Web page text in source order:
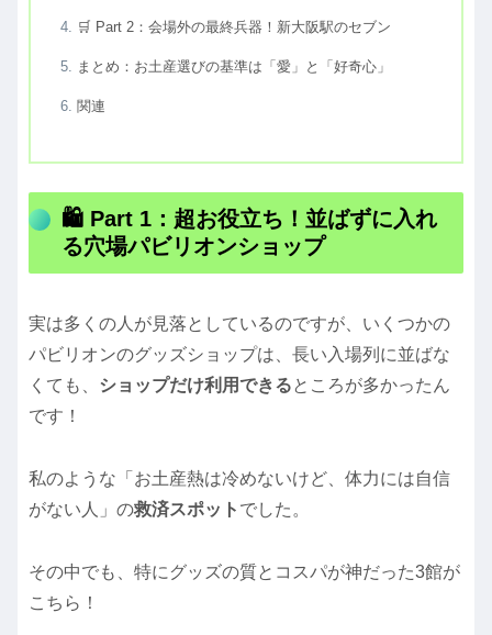
🛒 Part 2：会場外の最終兵器！新大阪駅のセブン
まとめ：お土産選びの基準は「愛」と「好奇心」
関連
🛍️ Part 1：超お役立ち！並ばずに入れ
る穴場パビリオンショップ
実は多くの人が見落としているのですが、いくつかの
パビリオンのグッズショップは、長い入場列に並ばな
くても、
ショップだけ利用できるところが多かったん
です！
私のような「お土産熱は冷めないけど、体力には自信
がない人」の救済スポット でした。
その中でも、特にグッズの質とコスパが神だった3館が
こちら！